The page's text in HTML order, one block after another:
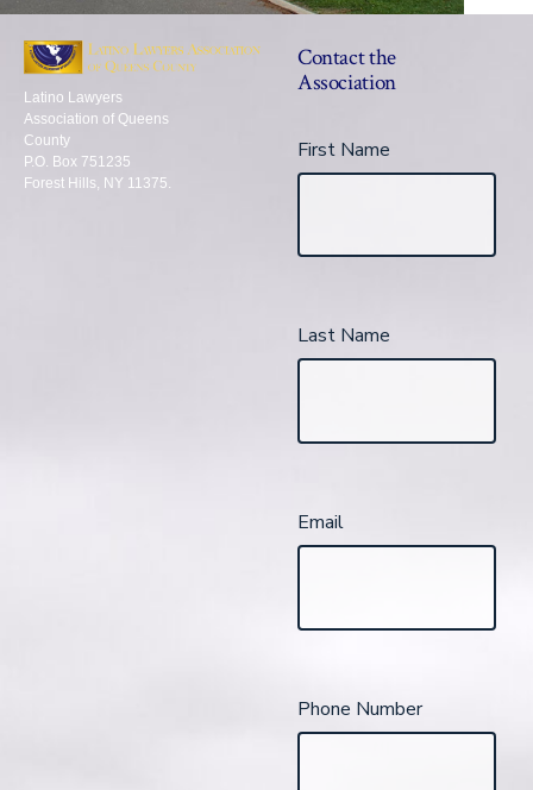
Latino Lawyers
Association of Queens
County
Contact the
First Name
Last Name
Email
Phone Number